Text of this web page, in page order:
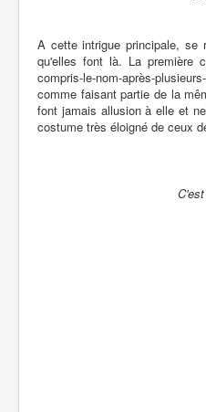
A cette intrigue principale, se
qu'elles font là. La première
compris-le-nom-après-
comme faisant partie de la
font jamais allusion à elle et
costume très éloigné de ceux